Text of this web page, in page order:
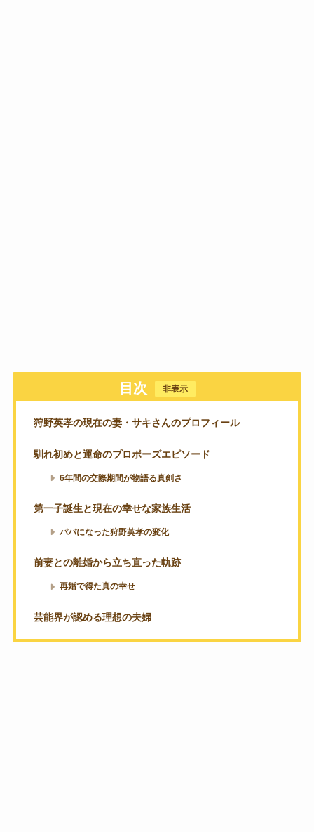
目次 非表示]
狩野英孝の現在の妻・サキさんのプロフィール
馴れ初めと運命のプロポーズエピソード
6年間の交際期間が物語る真剣さ
第一子誕生と現在の幸せな家族生活
パパになった狩野英孝の変化
前妻との離婚から立ち直った軌跡
再婚で得た真の幸せ
芸能界が認める理想の夫婦